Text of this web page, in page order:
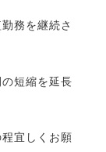
務を継続さ
短縮を延長
宜しくお願